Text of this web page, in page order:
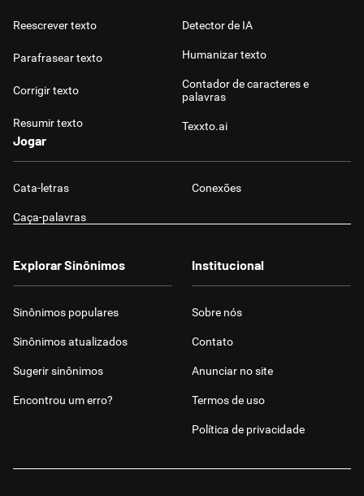
Reescrever texto
Parafrasear texto
Corrigir texto
Resumir texto
Detector de IA
Humanizar texto
Contador de caracteres e
palavras
Texxto.ai
Jogar
Cata-letras Conexões
Caça-palavras
Explorar Sinônimos
Sinônimos populares
Sinônimos atualizados
Sugerir sinônimos
Encontrou um erro?
Institucional
Sobre nós
Contato
Anunciar no site
Termos de uso
Política de privacidade